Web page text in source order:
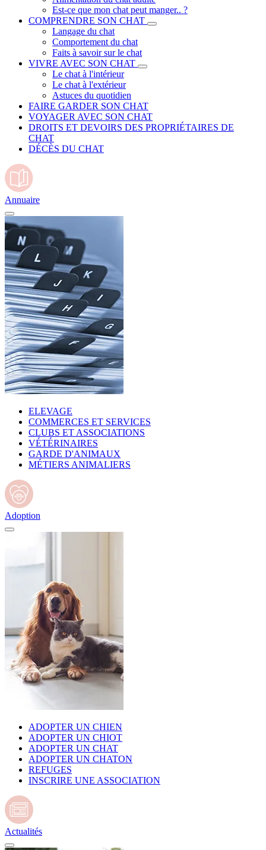
Est-ce que mon chat peut manger.. ?
COMPRENDRE SON CHAT
Langage du chat
Comportement du chat
Faits à savoir sur le chat
VIVRE AVEC SON CHAT
Le chat à l'intérieur
Le chat à l'extérieur
Astuces du quotidien
FAIRE GARDER SON CHAT
VOYAGER AVEC SON CHAT
DROITS ET DEVOIRS DES PROPRIÉTAIRES DE
CHAT
DÉCÈS DU CHAT
Annuaire
ELEVAGE
COMMERCES ET SERVICES
CLUBS ET ASSOCIATIONS
VÉTÉRINAIRES
GARDE D'ANIMAUX
MÉTIERS ANIMALIERS
Adoption
ADOPTER UN CHIEN
ADOPTER UN CHIOT
ADOPTER UN CHAT
ADOPTER UN CHATON
REFUGES
INSCRIRE UNE ASSOCIATION
Actualités